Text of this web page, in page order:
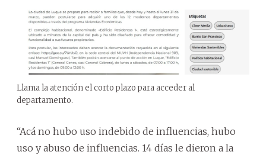
Llama la atención el corto plazo para acceder al
departamento.
“Acá no hubo uso indebido de influencias, hubo
uso y abuso de influencias. 14 días le dieron a la